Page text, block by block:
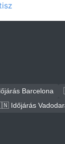
Barcelona
Időjárás